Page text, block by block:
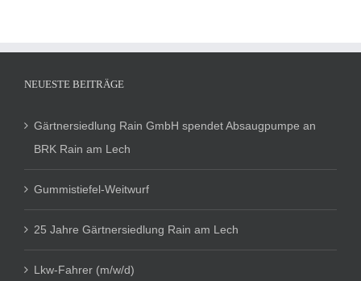
NEUESTE BEITRÄGE
Gärtnersiedlung Rain GmbH spendet Absaugpumpe an
BRK Rain am Lech
Gummistiefel-Weitwurf
25 Jahre Gärtnersiedlung Rain am Lech
Lkw-Fahrer (m/w/d)